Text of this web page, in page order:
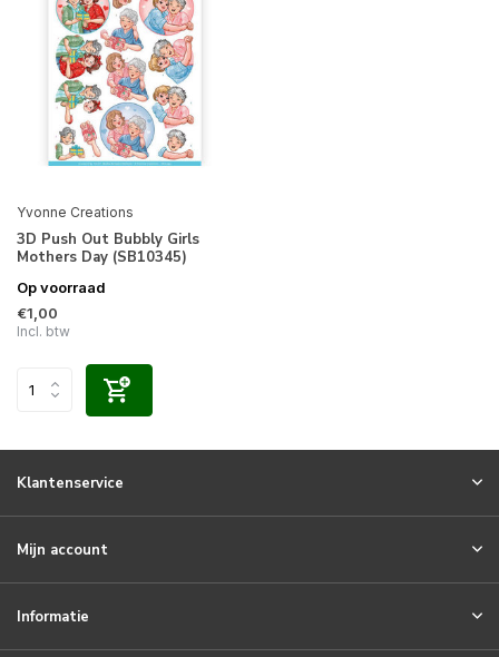
Yvonne Creations
3D Push Out Bubbly Girls
Mothers Day (SB10345)
Op voorraad
€1,00
Incl. btw
Klantenservice
Mijn account
Informatie